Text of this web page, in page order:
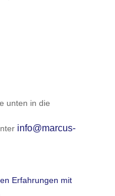
unten in die
info@marcus-
Erfahrungen mit